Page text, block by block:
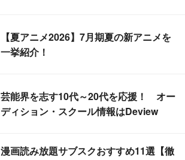
【夏アニメ2026】7月期夏の新アニメを
一挙紹介！
芸能界を志す10代～20代を応援！ オー
ディション・スクール情報はDeview
漫画読み放題サブスクおすすめ11選【徹